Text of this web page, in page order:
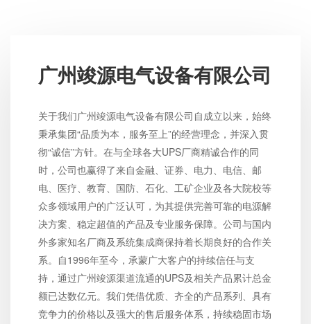
广州竣源电气设备有限公司
关于我们广州竣源电气设备有限公司自成立以来，始终
秉承集团“品质为本，服务至上”的经营理念，并深入贯
彻“诚信”方针。在与全球各大UPS厂商精诚合作的同
时，公司也赢得了来自金融、证券、电力、电信、邮
电、医疗、教育、国防、石化、工矿企业及各大院校等
众多领域用户的广泛认可，为其提供完善可靠的电源解
决方案、稳定超值的产品及专业服务保障。公司与国内
外多家知名厂商及系统集成商保持着长期良好的合作关
系。自1996年至今，承蒙广大客户的持续信任与支
持，通过广州竣源渠道流通的UPS及相关产品累计总金
额已达数亿元。我们凭借优质、齐全的产品系列、具有
竞争力的价格以及强大的售后服务体系，持续稳固市场